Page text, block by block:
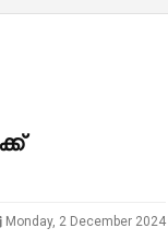
Monday, 2 December 2024